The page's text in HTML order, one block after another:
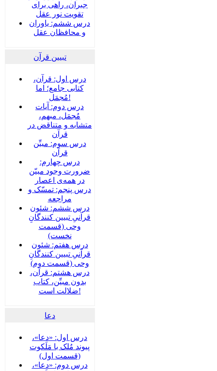
جبران، راهی برای
تقویت نور عقل
درس ششم: یاوران
و محافظان عقل
تبیین قرآن
درس اول: قرآن،
کتابی جامع؛ اما
مُجمَل!
درس دوم: آیات
مُجمَل، مبهم،
متشابه و متناقض در
قرآن
درس سوم: مبیِّن
قرآن
درس چهارم:
ضرورت وجود مبیّن
در همه‌ی اعصار
درس پنجم: تمسّک و
مراجعه
درس ششم: شئون
قرآنیِ تبیین کنندگانِ
وحی (قسمت
نخست)
درس هفتم: شئون
قرآنیِ تبیین کنندگانِ
وحی (قسمت دوم)
درس هشتم: قرآن،
بدون مبیِّن، کتاب
ضلالت است!
دعا
درس اول: «دعا»،
پیوند مُلک با مَلَکوت
(قسمت اول)
درس دوم: «دعا»،